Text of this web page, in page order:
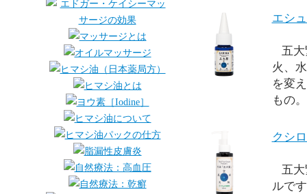
エシ
五大
火、
を変
もの
クシ
五
ルで